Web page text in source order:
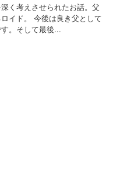
く考えさせられたお話。父
イド。 今後は良き父として
。そして最後...